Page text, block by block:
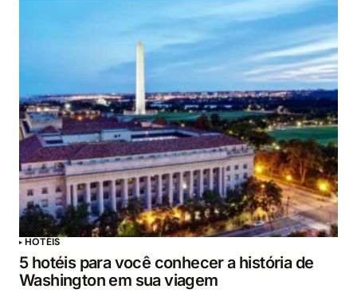
HOTÉIS
5 hotéis para você conhecer a história de
Washington em sua viagem